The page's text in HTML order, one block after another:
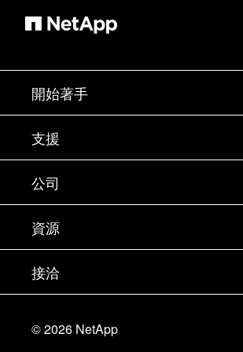
開始著手
如何購買
聯絡銷售人員
尋找合作夥伴
試用產品
執行簡報
產品（依英文字母順序排列）
支援
支援
訓練
說明文件
知識庫
社群
公司
公司
合作夥伴
工作機會
信任中心
資源
新聞
活動
部落格
接洽
網站意見反應
©2026 NetApp